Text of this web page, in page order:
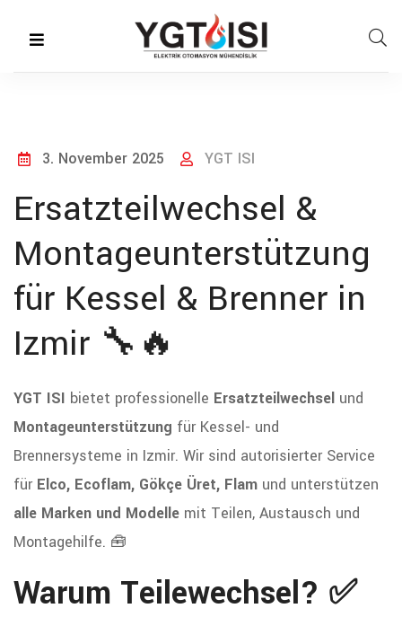
3. November 2025 YGT ISI
Ersatzteilwechsel &
Montageunterstützung
für Kessel & Brenner in
Izmir 🔧🔥
YGT ISI bietet professionelle Ersatzteilwechsel und
Montageunterstützung für Kessel- und
Brennersysteme in Izmir. Wir sind autorisierter Service
für Elco, Ecoflam, Gökçe Üret, Flam und unterstützen
alle Marken und Modelle mit Teilen, Austausch und
Montagehilfe. 🧰
Warum Teilewechsel? ✅